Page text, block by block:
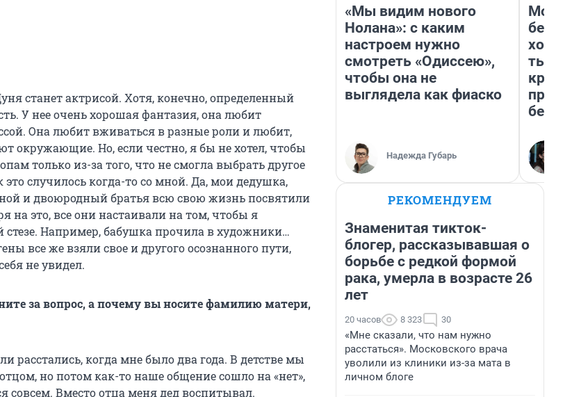
станет актрисой. Хотя, конечно, определенный
У нее очень хорошая фантазия, она любит
Она любит вживаться в разные роли и любит,
окружающие. Но, если честно, я бы не хотел, чтобы
только из-за того, что не смогла выбрать другое
это случилось когда-то со мной. Да, мои дедушка,
и двоюродный братья всю свою жизнь посвятили
на это, все они настаивали на том, чтобы я
стезе. Например, бабушка прочила в художники…
все же взяли свое и другого осознанного пути,
не увидел.
за вопрос, а почему вы носите фамилию матери,
расстались, когда мне было два года. В детстве мы
но потом как-то наше общение сошло на «нет»,
совсем. Вместо отца меня дед воспитывал.
«Мы видим нового
Нолана»: с каким
настроем нужно
смотреть «Одиссею»,
чтобы она не
выглядела как фиаско
Надежда Губарь
Мой
РЕКОМЕНДУЕМ
Знаменитая тикток-
блогер, рассказывавшая о
борьбе с редкой формой
рака, умерла в возрасте 26
лет
20 часов 8 323 30
«Мне сказали, что нам нужно
расстаться». Московского врача
уволили из клиники из-за мата в
личном блоге